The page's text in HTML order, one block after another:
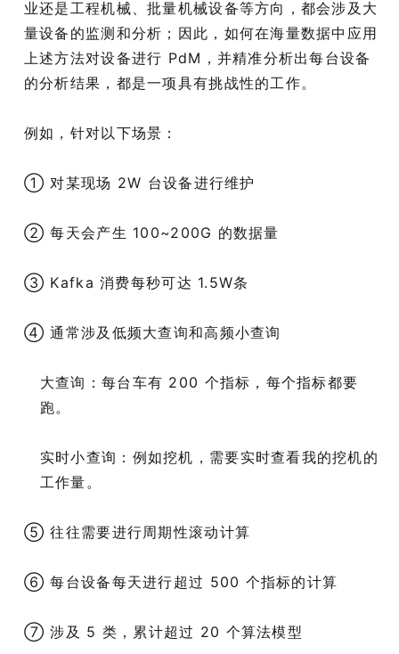
业还是工程机械、批量机械设备等方向，都会涉及大
量设备的监测和分析；因此，如何在海量数据中应用
上述方法对设备进行 PdM，并精准分析出每台设备
的分析结果，都是一项具有挑战性的工作。
例如，针对以下场景：
① 对某现场 2W 台设备进行维护
② 每天会产生 100~200G 的数据量
③ Kafka 消费每秒可达 1.5W条
④ 通常涉及低频大查询和高频小查询
大查询：每台车有 200 个指标，每个指标都要
跑。
实时小查询：例如挖机，需要实时查看我的挖机的
工作量。
⑤ 往往需要进行周期性滚动计算
⑥ 每台设备每天进行超过 500 个指标的计算
⑦ 涉及 5 类，累计超过 20 个算法模型